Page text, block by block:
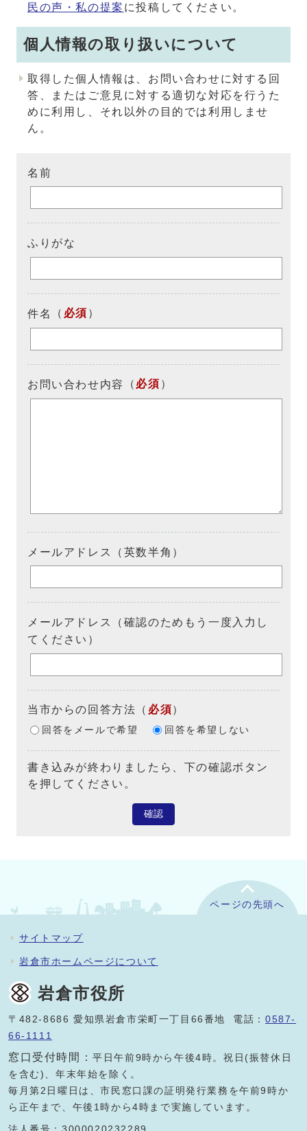
民の声・私の提案 に投稿してください。
個人情報の取り扱いについて
取得した個人情報は、お問い合わせに対する回
答、またはご意見に対する適切な対応を行うた
めに利用し、それ以外の目的では利用しませ
ん。
名前
ふりがな
件名 （ 必須 ）
お問い合わせ内容 （ 必須 ）
メールアドレス（英数半角）
メールアドレス（確認のためもう一度入力し
てください）
当市からの回答方法 （ 必須）
回答をメールで希望 回答を希望しない
書き込みが終わりましたら、下の確認ボタン
を押してください。
確認
ページの先頭へ
サイトマップ
岩倉市ホームページについて
岩倉市役所
〒482-8686 愛知県岩倉市栄町一丁目66番地 電話：0587-
66-1111
窓口受付時間：平日午前9時から午後4時。祝日(振替休日
を含む)、年末年始を除く。
毎月第2日曜日は、市民窓口課の証明発行業務を午前9時か
ら正午まで、午後1時から4時まで実施しています。